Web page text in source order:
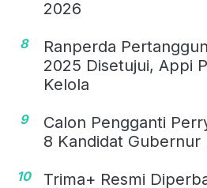
2026
8
Ranperda
2025 Disetujui, Appi
Kelola
9
Calon Pengganti
8 Kandidat Gubernur
10
Trima+ Resmi